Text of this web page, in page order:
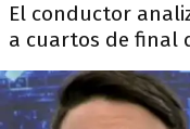
El conductor
a cuartos de final